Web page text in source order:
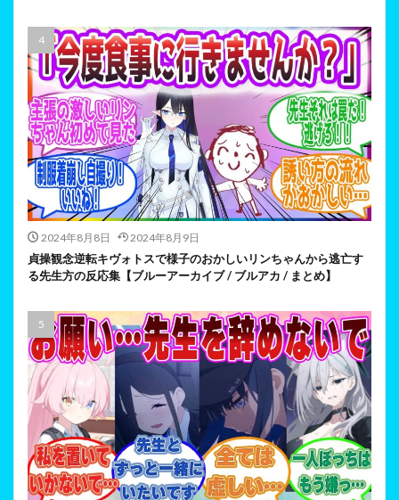
2024年8月8日 2024年8月9日
貞操観念逆転キヴォトスで様子のおかしいリンちゃんから逃亡す
る先生方の反応集【ブルーアーカイブ / ブルアカ / まとめ】